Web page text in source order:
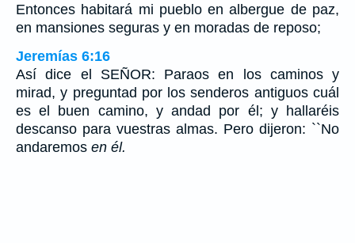
Entonces habitará mi pueblo en albergue de paz,
en mansiones seguras y en moradas de reposo;
Jeremías 6:16
Así dice el SEÑOR: Paraos en los caminos y
mirad, y preguntad por los senderos antiguos cuál
es el buen camino, y andad por él; y hallaréis
descanso para vuestras almas. Pero dijeron: ``No
andaremos en él.